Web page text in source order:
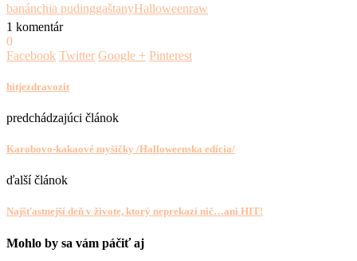
banánchia pudinggaštanyHalloweenraw
1 komentár
0
Facebook Twitter Google + Pinterest
hitjezdravozit
predchádzajúci článok
Karobovo-kakaové myšičky /Halloweenska edícia/
ďalší článok
Najšťastnejší deň v živote, ktorý neprekazí nič…ani HIT!
Mohlo by sa vám páčiť aj